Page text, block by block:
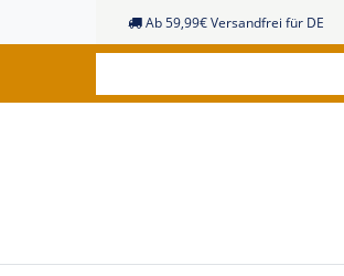
Ab 59,99€ Versandfrei für DE